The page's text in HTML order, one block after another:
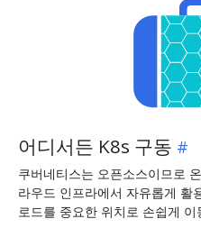
어디서든 K8s 구동
쿠버네티스는 오픈소스이므로
라우드 인프라에서 자유롭게 활
로드를 중요한 위치로 손쉽게 이